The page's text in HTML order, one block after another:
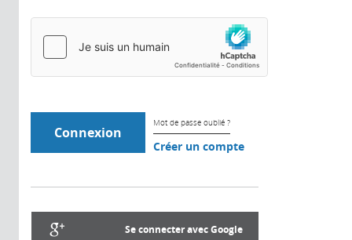
Mot de passe oublié ?
Créer un compte
Se connecter avec Google